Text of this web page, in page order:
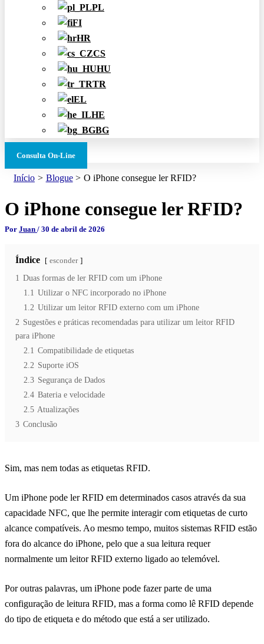
PL
FI
HR
CS
HU
TR
EL
HE
BG
Consulta On-Line
Início Blogue O iPhone consegue ler RFID?
O iPhone consegue ler RFID?
Por Juan / 30 de abril de 2026
Índice esconder
1 Duas formas de ler RFID com um iPhone
1.1 Utilizar o NFC incorporado no iPhone
1.2 Utilizar um leitor RFID externo com um iPhone
2 Sugestões e práticas recomendadas para utilizar um leitor RFID
para iPhone
2.1 Compatibilidade de etiquetas
2.2 Suporte iOS
2.3 Segurança de Dados
2.4 Bateria e velocidade
2.5 Atualizações
3 Conclusão
Sim, mas nem todas as etiquetas RFID.
Um iPhone pode ler RFID em determinados casos através da sua
capacidade NFC, que lhe permite interagir com etiquetas de curto
alcance compatíveis. Ao mesmo tempo, muitos sistemas RFID estão
fora do alcance do iPhone, pelo que a sua leitura requer
normalmente um leitor RFID externo ligado ao telemóvel.
Por outras palavras, um iPhone pode fazer parte de uma
configuração de leitura RFID, mas a forma como lê RFID depende
do tipo de etiqueta e do método que está a ser utilizado.